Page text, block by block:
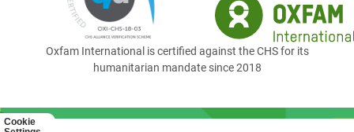
Cookie
Oxfam International is certified against the CHS for its
humanitarian mandate since 2018